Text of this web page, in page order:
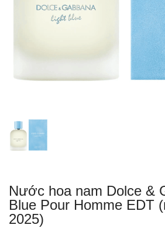
Nước hoa nam Dolce &
Blue Pour Homme EDT
2025)